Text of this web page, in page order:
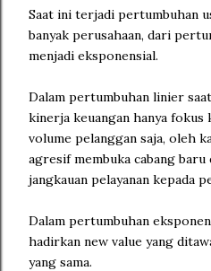
Saat ini terjadi pertumbuhan
banyak perusahaan, dari
menjadi eksponensial.
Dalam pertumbuhan linier
kinerja keuangan hanya fokus
volume pelanggan saja, oleh
agresif membuka cabang
jangkauan pelayanan kepada
Dalam pertumbuhan
hadirkan new value yang
yang sama.